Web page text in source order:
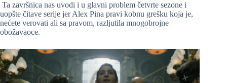
Ta završnica nas uvodi i u glavni problem četvrte sezone i
uopšte čitave serije jer Alex Pina pravi kobnu grešku koja je,
nećete verovati ali sa pravom, razljutila mnogobrojne
obožavaoce.